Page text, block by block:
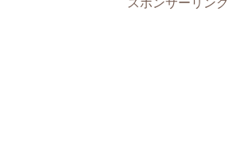
スポンサーリンク